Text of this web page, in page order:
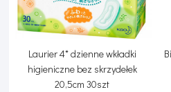
Laurier 4* dzienne wkładki
higieniczne bez skrzydełek
20,5cm 30szt